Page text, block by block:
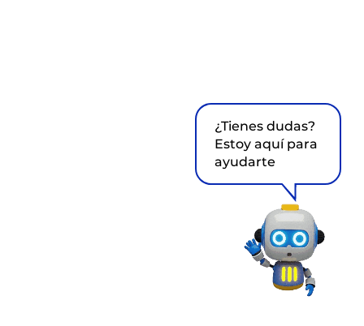
¿Tienes dudas?
Estoy aquí para
ayudarte